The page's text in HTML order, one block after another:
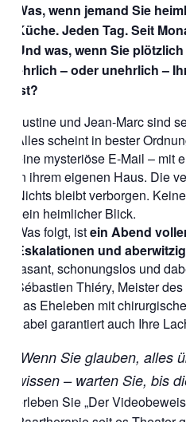
Was, wenn jemand Sie
Küche. Jeden Tag. Seit
Und was, wenn Sie
ehrlich – oder unehrlich –
ist?
Justine und Jean-Marc sind
Alles scheint in bester
eine mysteriöse E-Mail – mit
in ihrem eigenen Haus. Die
Nichts bleibt verborgen.
kein heimlicher Blick.
Was folgt, istein Abend
Eskalationen und
rasant, schonungslos und
Sébastien Thiéry, Meister
das Eheleben mit
dabei garantiert auch Ihre
„Wenn Sie glauben, alles
wissen – warten Sie, bis
erleben Sie „Der